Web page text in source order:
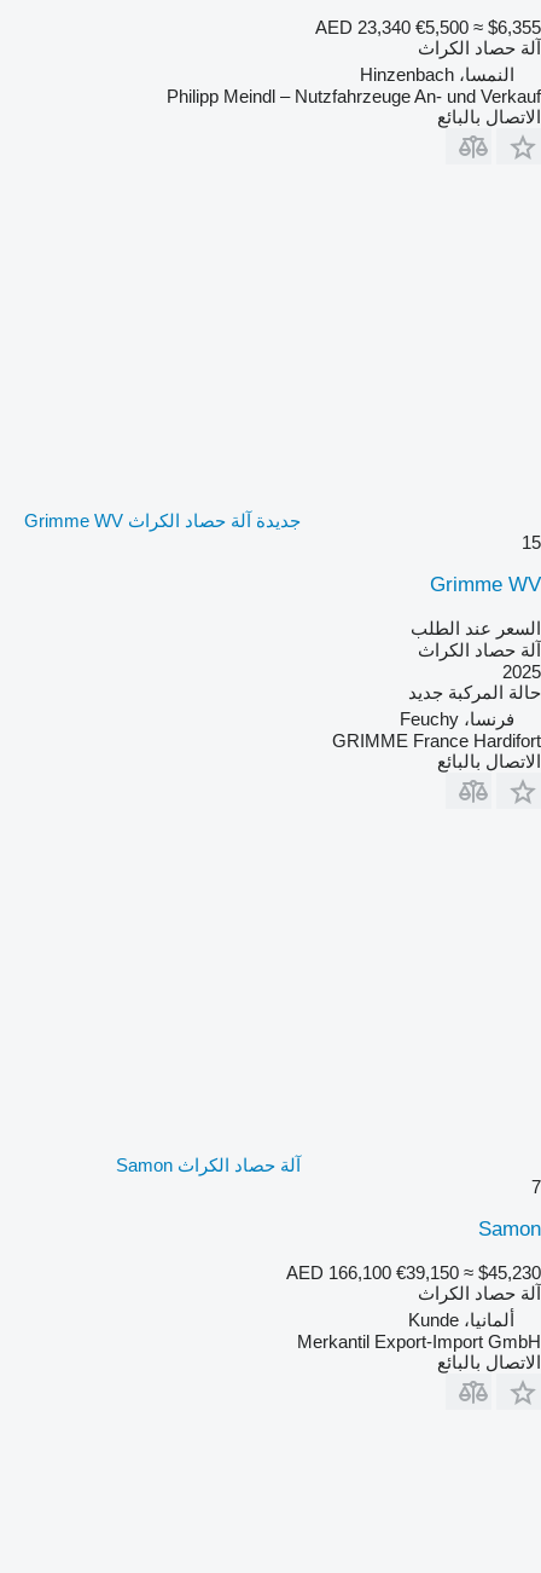
AED 23,340 €5,500 ≈ $6,355
آلة حصاد الكراث
النمسا، Hinzenbach
Philipp Meindl – Nutzfahrzeuge An- und Verkauf
الاتصال بالبائع
جديدة آلة حصاد الكراث Grimme WV
15
Grimme WV
السعر عند الطلب
آلة حصاد الكراث
2025
حالة المركبة جديد
فرنسا، Feuchy
GRIMME France Hardifort
الاتصال بالبائع
آلة حصاد الكراث Samon
7
Samon
AED 166,100 €39,150 ≈ $45,230
آلة حصاد الكراث
ألمانيا، Kunde
Merkantil Export-Import GmbH
الاتصال بالبائع